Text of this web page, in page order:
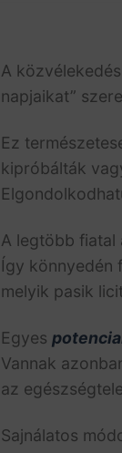
A
napjaikat”
Ez
kipróbálták
A legtöbb fiatal
Így könnyedén
melyik pasik
Egyes
Vannak
az
Sajnálatos